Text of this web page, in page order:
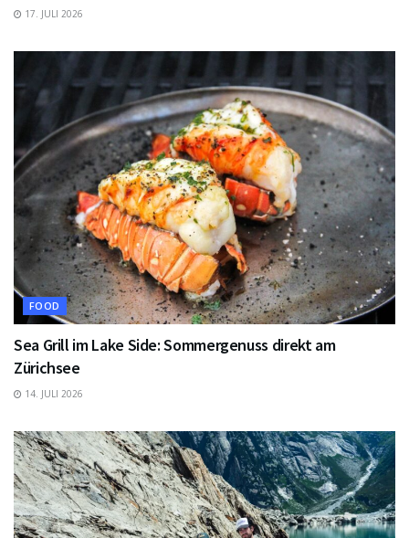
17. JULI 2026
FOOD
Sea Grill im Lake Side: Sommergenuss direkt am
Zürichsee
14. JULI 2026